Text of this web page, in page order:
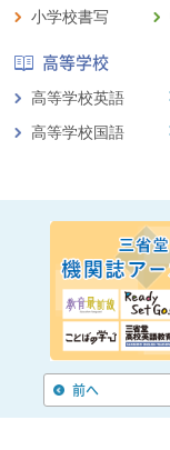
ンテンツの端末の一部機
にあるもの④」を掲載し
2022年12月1日 中学校
【English Coffee Break
指導実践編』を掲載しま
2022年11月30日
Webコラム【大島希巳
にあるもの③」を掲載し
小学校書写
高等学校
高等学校英語
高等学校国語
前へ